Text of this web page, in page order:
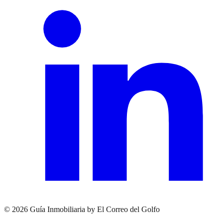
© 2026 Guía Inmobiliaria by El Correo del Golfo